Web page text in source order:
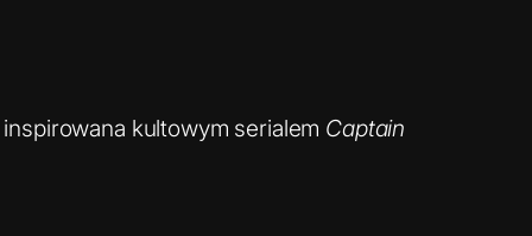
kultowym serialem Captain